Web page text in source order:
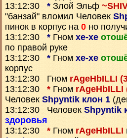
13:12:30 * Злой Эльф
"банзай" вломил Человек
пинок в корпус на 0 но
13:12:30 * Гном xe-xe
по правой руке
13:12:30 * Гном xe-xe
корпус
13:12:30 Гном rAgeHbILLI
13:12:30 * Гном rAgeHbILLI
Человек Shpyntik клон 1
13:12:30 Человек Shpyntik
здоровья
13:12:30 * Гном rAgeHbILLI